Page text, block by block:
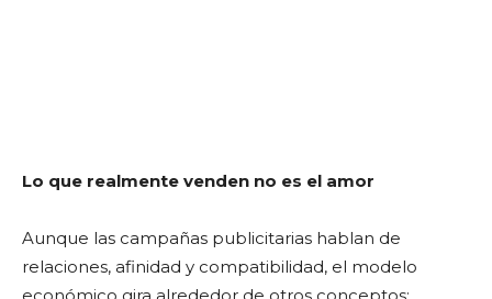
Lo que realmente venden no es el amor
Aunque las campañas publicitarias hablan de
relaciones, afinidad y compatibilidad, el modelo